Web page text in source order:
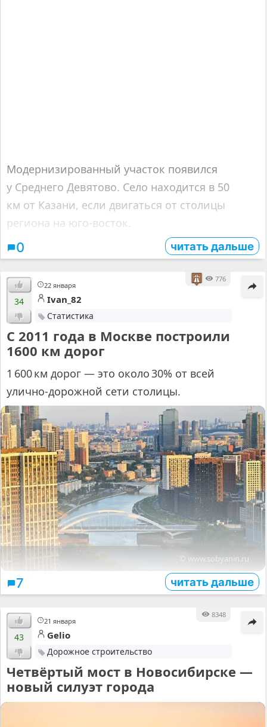
Модернизированный участок появился
у Среднего Девятово. Село находится в 50
км от Казани, если двигаться от столицы
региона на юго-восток.
0 читать дальше
22 января
776
34 Ivan_82
Статистика
С 2011 года в Москве построили
1600 км дорог
1 600 км дорог — это около 30% от всей
улично-дорожной сети столицы.
© www.sobyanin.ru
7 читать дальше
21 января
8348
43 Gelio
Дорожное строительство
Четвёртый мост в Новосибирске —
новый силуэт города